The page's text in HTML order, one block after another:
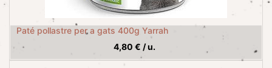
Paté pollastre per a gats 400g Yarrah
4,80 € /u.